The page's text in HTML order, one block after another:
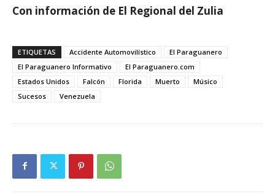
Con información de El Regional del Zulia
ETIQUETAS Accidente Automovilístico
El Paraguanero
El Paraguanero Informativo
El Paraguanero.com
Estados Unidos
Falcón Florida Muerto
Músico
Sucesos
Venezuela